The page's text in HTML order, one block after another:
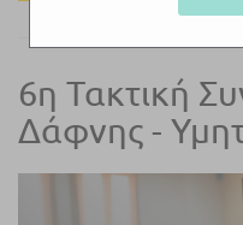
6η Τακτική
Δάφνης -